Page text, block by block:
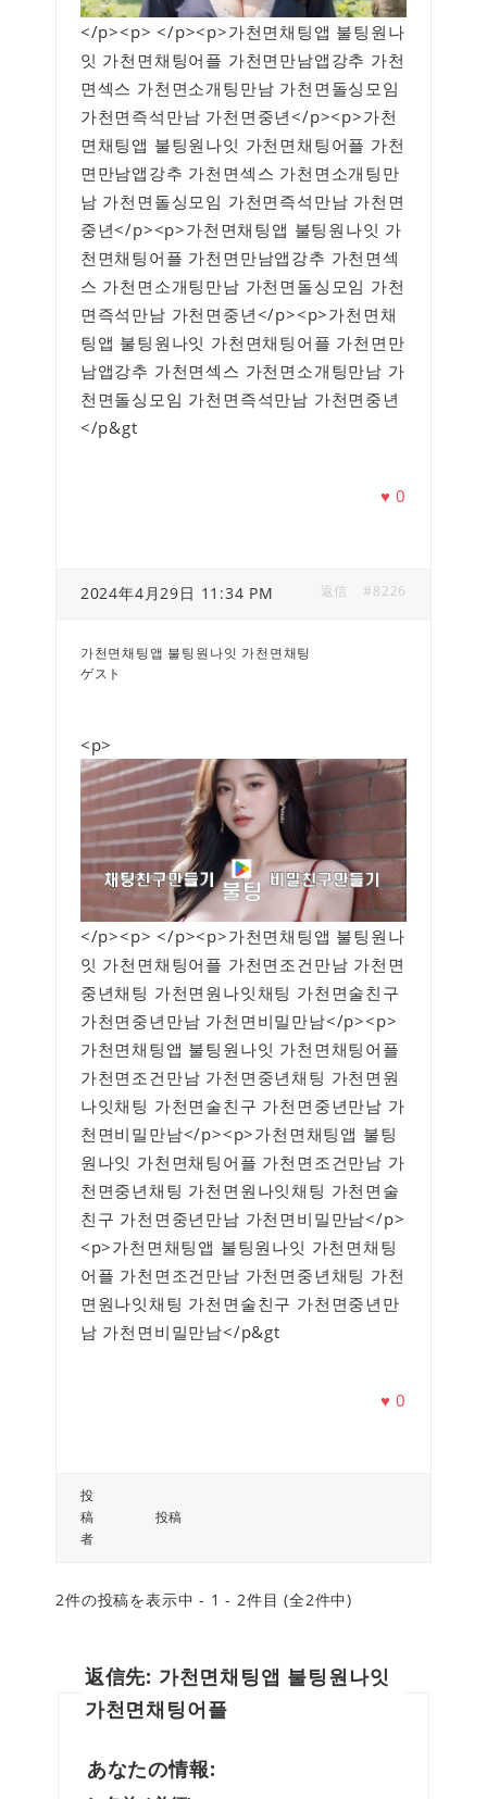
</p><p> </p><p>가천면채팅앱 불팅원나
잇 가천면채팅어플 가천면만남앱강추 가천
면섹스 가천면소개팅만남 가천면돌싱모임
가천면즉석만남 가천면중년</p><p>가천
면채팅앱 불팅원나잇 가천면채팅어플 가천
면만남앱강추 가천면섹스 가천면소개팅만
남 가천면돌싱모임 가천면즉석만남 가천면
중년</p><p>가천면채팅앱 불팅원나잇 가
천면채팅어플 가천면만남앱강추 가천면섹
스 가천면소개팅만남 가천면돌싱모임 가천
면즉석만남 가천면중년</p><p>가천면채
팅앱 불팅원나잇 가천면채팅어플 가천면만
남앱강추 가천면섹스 가천면소개팅만남 가
천면돌싱모임 가천면즉석만남 가천면중년
</p&gt
♥0
2024年4月29日 11:34 PM #8226
返信
가천면채팅앱 불팅원나잇 가천면채팅
ゲスト
<p>
</p><p> </p><p>가천면채팅앱 불팅원나
잇 가천면채팅어플 가천면조건만남 가천면
중년채팅 가천면원나잇채팅 가천면술친구
가천면중년만남 가천면비밀만남</p><p>
가천면채팅앱 불팅원나잇 가천면채팅어플
가천면조건만남 가천면중년채팅 가천면원
나잇채팅 가천면술친구 가천면중년만남 가
천면비밀만남</p><p>가천면채팅앱 불팅
원나잇 가천면채팅어플 가천면조건만남 가
천면중년채팅 가천면원나잇채팅 가천면술
친구 가천면중년만남 가천면비밀만남</p>
<p>가천면채팅앱 불팅원나잇 가천면채팅
어플 가천면조건만남 가천면중년채팅 가천
면원나잇채팅 가천면술친구 가천면중년만
남 가천면비밀만남</p&gt
♥0
投
稿
者
投稿
2件の投稿を表示中 - 1 - 2件目 (全2件中)
返信先: 가천면채팅앱 불팅원나잇
가천면채팅어플
あなたの情報: